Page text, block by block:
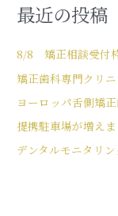
最近の投稿
8/8 矯正相談受付
矯正歯科専門クリ
ヨーロッパ舌側矯
提携駐車場が増えま
デンタルモニタリン